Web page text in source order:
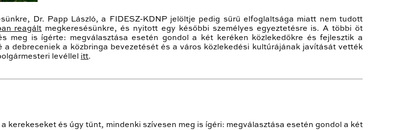
Dr. Papp László, a FIDESZ-KDNP jelöltje pedig sűrű elfoglaltsága miatt nem tudott
reagált megkeresésünkre, és nyitott egy későbbi személyes egyeztetésre is. A többi öt
meg is ígérte: megválasztása esetén gondol a két keréken közlekedőkre és fejlesztik a
debreceniek a közbringa bevezetését és a város közlekedési kultúrájának javítását vették
levéllel itt.
kerekeseket és úgy tűnt, mindenki szívesen meg is ígéri: megválasztása esetén gondol a két